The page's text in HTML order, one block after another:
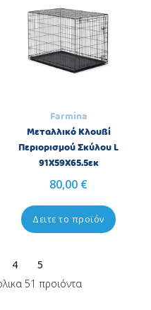
Farmina
Μεταλλικό Κλουβί
Περιορισμού Σκύλου L
91X59X65.5εκ
80,00 €
Δειτε το προϊόν
4
5
51 προιόντα